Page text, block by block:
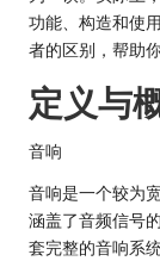
功能、构造和使
者的区别，帮助
定义与
音响
音响是一个较为
涵盖了音频信号
套完整的音响系